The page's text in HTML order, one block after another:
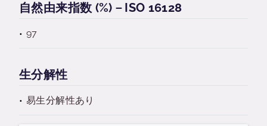
自然由来指数 (%)－ISO 16128
97
生分解性
易生分解性あり